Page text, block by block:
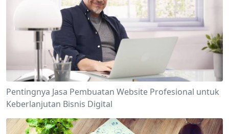
Pentingnya Jasa Pembuatan Website Profesional untuk
Keberlanjutan Bisnis Digital